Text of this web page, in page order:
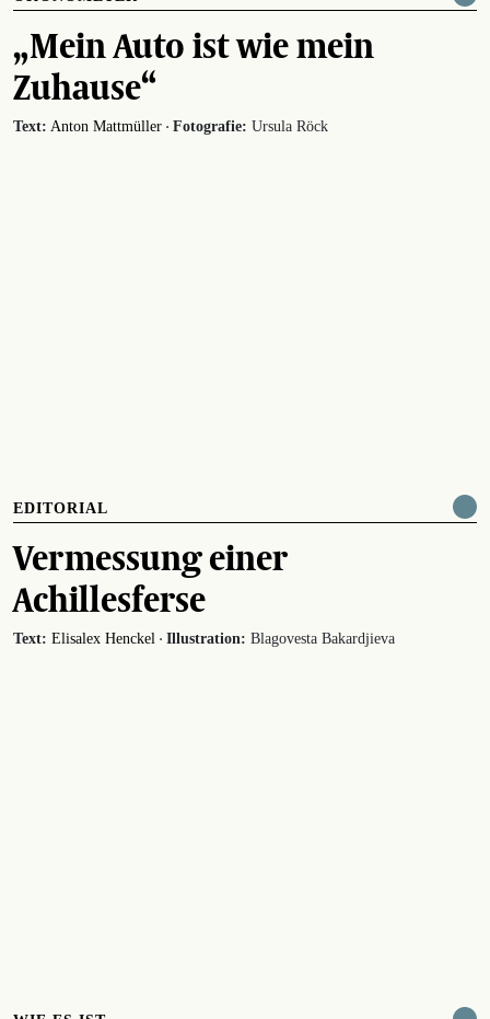
„Mein Auto ist wie mein
Zuhause“
Text: Anton Mattmüller · Fotografie: Ursula Röck
EDITORIAL
Vermessung einer
Achillesferse
Text: Elisalex Henckel · Illustration: Blagovesta Bakardjieva